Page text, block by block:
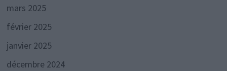
mars 2025
février 2025
janvier 2025
décembre 2024